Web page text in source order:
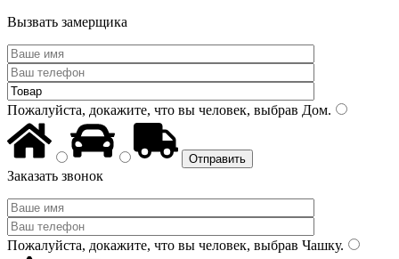
Вызвать замерщика
Пожалуйста, докажите, что вы человек, выбрав Дом.
Заказать звонок
Пожалуйста, докажите, что вы человек, выбрав Чашку.